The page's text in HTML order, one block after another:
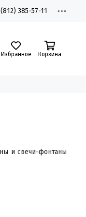
(812) 385-57-11
Избранное Корзина
и свечи-фонтаны